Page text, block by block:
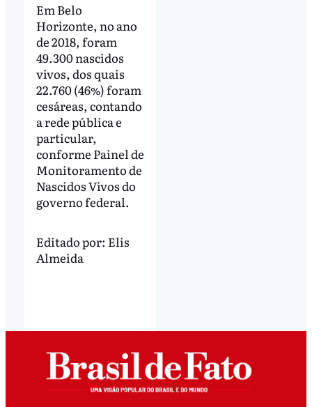
Em Belo
Horizonte, no ano
de 2018, foram
49.300 nascidos
vivos, dos quais
22.760 (46%) foram
cesáreas, contando
a rede pública e
particular,
conforme Painel de
Monitoramento de
Nascidos Vivos do
governo federal.
Editado por: Elis
Almeida